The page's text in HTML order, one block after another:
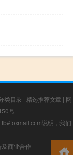
类目录 | 精选推荐文章 | 网
号
说明，我们
商业合作